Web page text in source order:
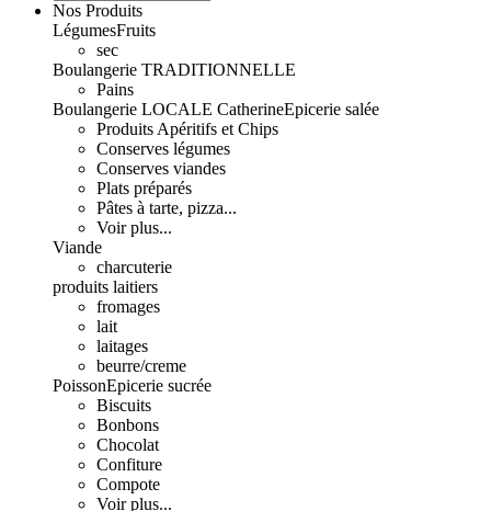
Nos Produits
LégumesFruits
sec
Boulangerie TRADITIONNELLE
Pains
Boulangerie LOCALE CatherineEpicerie salée
Produits Apéritifs et Chips
Conserves légumes
Conserves viandes
Plats préparés
Pâtes à tarte, pizza...
Voir plus...
Viande
charcuterie
produits laitiers
fromages
lait
laitages
beurre/creme
PoissonEpicerie sucrée
Biscuits
Bonbons
Chocolat
Confiture
Compote
Voir plus...